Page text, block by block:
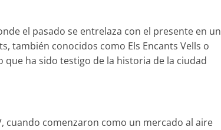
el pasado se entrelaza con el presente en un
también conocidos como Els Encants Vells o
que ha sido testigo de la historia de la ciudad
cuando comenzaron como un mercado al aire